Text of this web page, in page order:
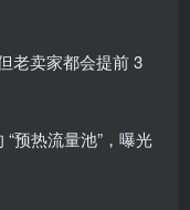
老卖家都会提前 3
预热流量池”，曝光